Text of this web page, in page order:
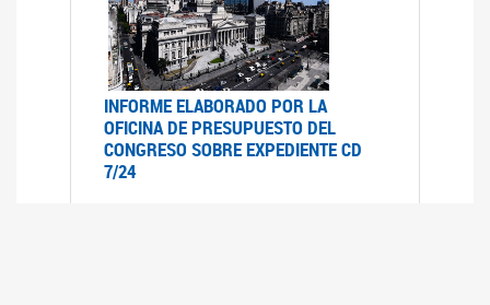
INFORME ELABORADO POR LA
OFICINA DE PRESUPUESTO DEL
CONGRESO SOBRE EXPEDIENTE CD
7/24